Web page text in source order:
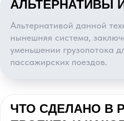
АЛЬТЕРНАТИВЫ
Альтернативой данной
нынешняя система,
уменьшении грузопотока
пассажирских поездов.
ЧТО СДЕЛАНО В